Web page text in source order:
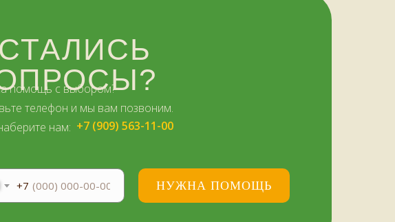
помощь с выбором?
телефон и мы вам позвоним.
нам: +7 (909) 563-11-00
+7 НУЖНА ПОМОЩЬ